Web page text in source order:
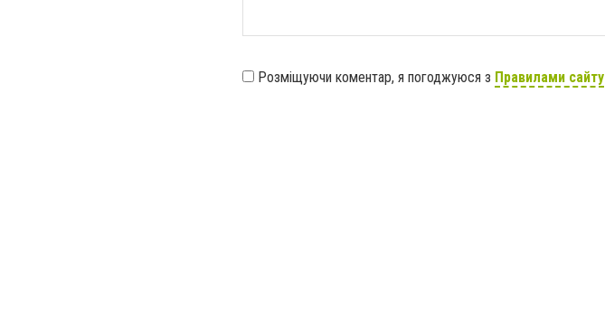
Розміщуючи коментар, я погоджуюся з Правилами сайту